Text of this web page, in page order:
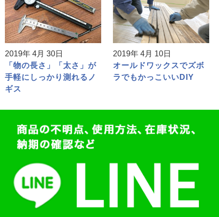
2019年 4月 30日
「物の長さ」「太さ」が
手軽にしっかり測れるノ
ギス
2019年 4月 10日
オールドワックスでズボ
ラでもかっこいいDIY